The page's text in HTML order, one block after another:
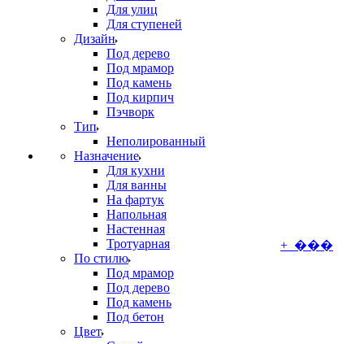
Для улиц
Для ступеней
Дизайн
Под дерево
Под мрамор
Под камень
Под кирпич
Пэчворк
Тип
Неполированный
Назначение
Для кухни
Для ванны
На фартук
Напольная
Настенная
Тротуарная
По стилю
Под мрамор
Под дерево
Под камень
Под бетон
Цвет
+ ���